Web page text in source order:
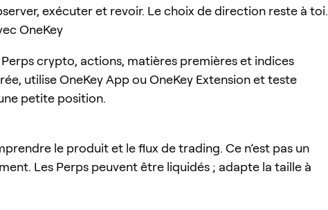
exécuter et revoir. Le choix de direction reste à toi.
OneKey
Perps crypto, actions, matières premières et indices
utilise OneKey App ou OneKey Extension et teste
petite position.
le produit et le flux de trading. Ce n’est pas un
Les Perps peuvent être liquidés ; adapte la taille à